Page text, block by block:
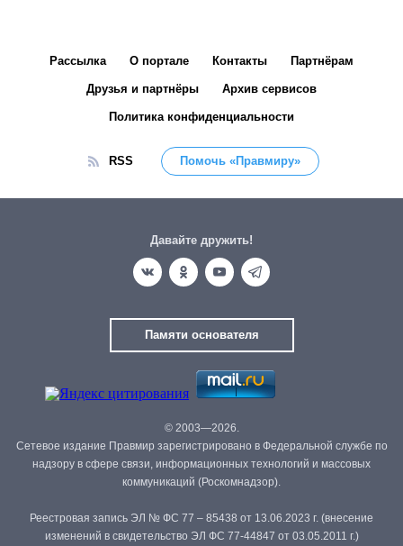
Рассылка О портале Контакты Партнёрам
Друзья и партнёры Архив сервисов
Политика конфиденциальности
RSS Помочь «Правмиру»
Давайте дружить!
Памяти основателя
© 2003—2026.
Сетевое издание Правмир зарегистрировано в Федеральной службе по
надзору в сфере связи, информационных технологий и массовых
коммуникаций (Роскомнадзор).
Реестровая запись ЭЛ № ФС 77 – 85438 от 13.06.2023 г. (внесение
изменений в свидетельство ЭЛ ФС 77-44847 от 03.05.2011 г.)